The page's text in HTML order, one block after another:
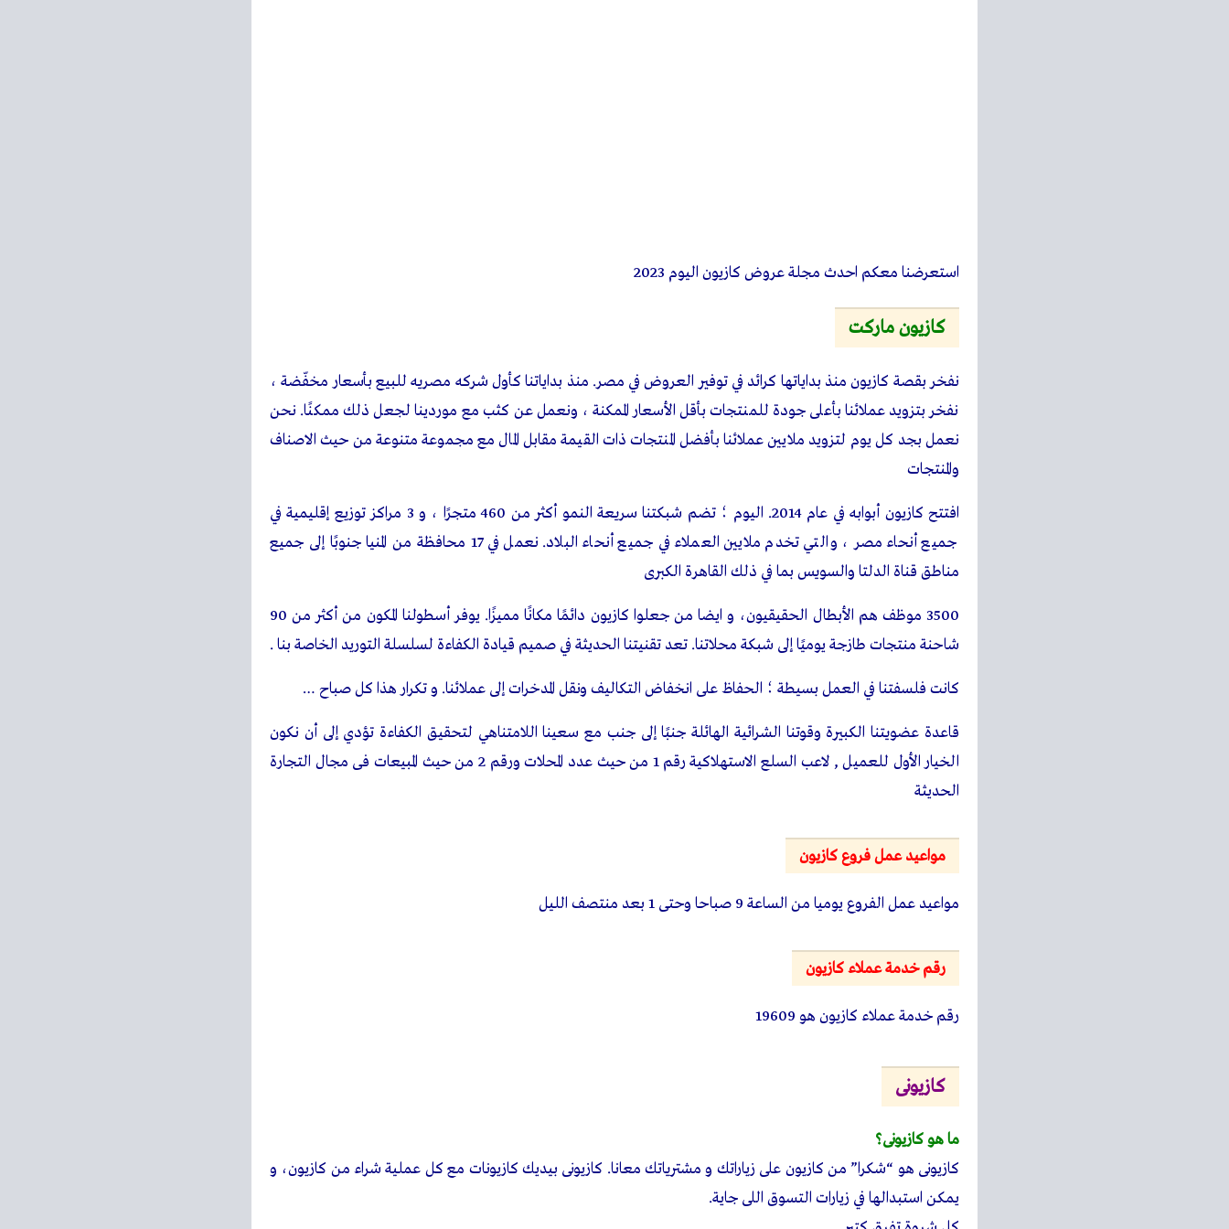
رقم خدمة عملاء كازيون
رقم خدمة عملاء كازيون هو 19609
كازيونى
ما هو كازيونى؟
كازيونى هو “شكرا” من كازيون على زياراتك و مشترياتك معانا. كازيونى بيديك كازيونات مع كل عملية شراء من كازيون، و
يمكن استبدالها في زيارات التسوق اللى جاية.
كل شروة تفرق كتير
ما هى طريقة الاشتراك؟
كل المطلوب هو تسجيل رقم الموبايل مع الكاشير في اخر زيارة التسوق، وابدا فورا فى تجميع الكازيونات مع كل مرة تتسوق
فيها في كازيون. الاشتراك مجاني تمامًا وبدون بطاقة.
لو في باقي؟
محفظة كازيوني هاتحافظلك على الباقي. الباقي هيتحول كازيونات علشان تستبدلهم بمشتريات.
طرق تجميع الكازيونات
بالباقي كازيونات
مجموع الكازيونات بيختلف على كل منتج، و مع كل شروه هيجيلك كازيونات تقدر تستفيد بيها في الزيارات القادمه لشراء
منتجات مختلفه كثير. و متنساش تسجل رقمك علشان تجمع الكازيونات في محفظتك.
ما هى قيمة الكازيونات فى كازيونى؟
كل 50 كازيونه بـ1 جنيه.
امتى ممكن استخدم كازيونات كازيونى؟
بمجرد تجميع أول 50 كازيونه.